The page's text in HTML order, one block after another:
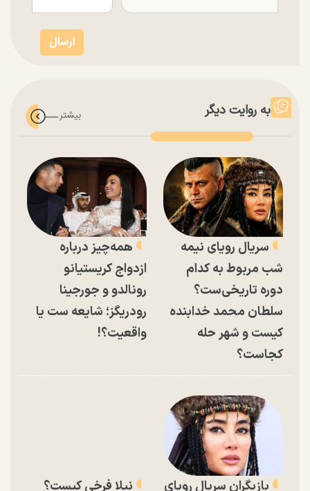
به روایت دیگر
سریال رویای نیمه
شب مربوط به کدام
دوره تاریخی‌ست؟
سلطان محمد خدابنده
کیست و شهر حله
کجاست؟
همه‌چیز درباره
ازدواج کریستیانو
رونالدو و جورجینا
رودریگز؛ شایعه ست یا
واقعیت؟!
بازیگران سریال رویای نیلا فرخی کیست؟